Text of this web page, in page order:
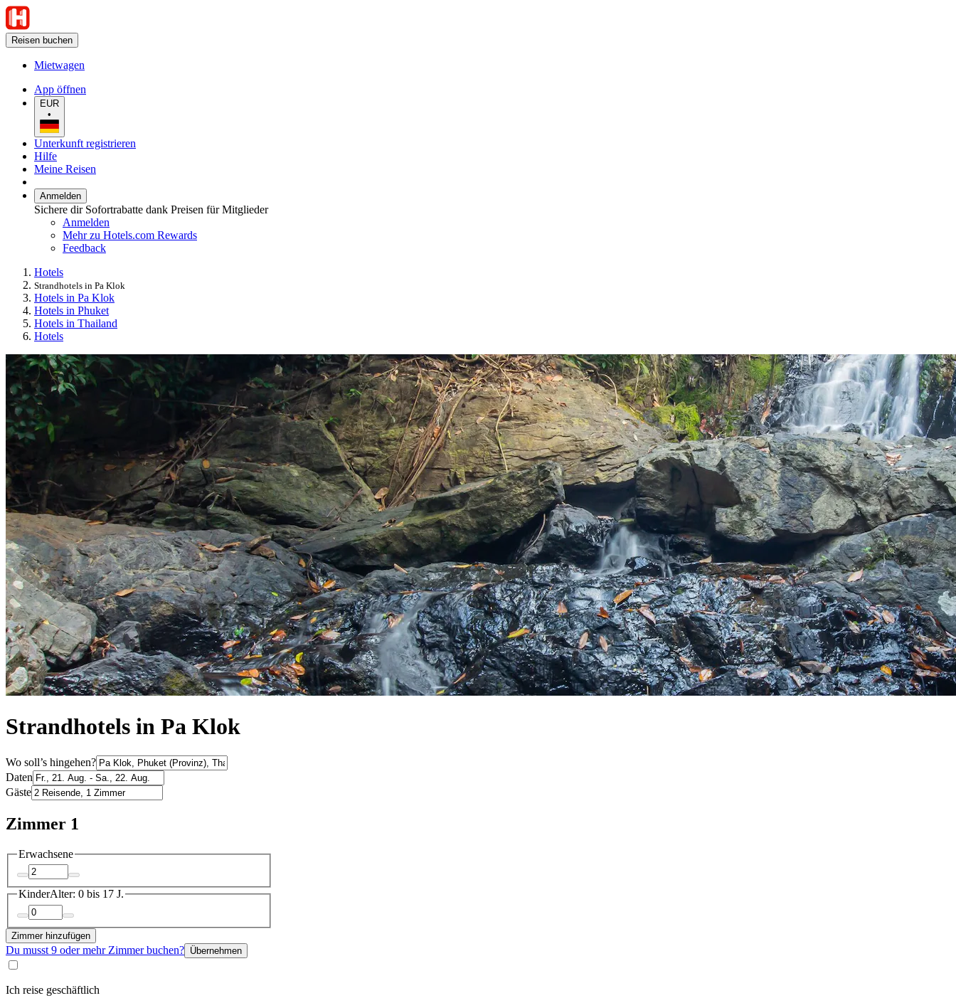
Reisen buchen
Mietwagen
App öffnen
EUR
•
Unterkunft registrieren
Hilfe
Meine Reisen
Anmelden
Sichere dir Sofortrabatte dank Preisen für Mitglieder
Anmelden
Mehr zu Hotels.com Rewards
Feedback
Hotels
Strandhotels in Pa Klok
Hotels in Pa Klok
Hotels in Phuket
Hotels in Thailand
Hotels
Strandhotels in Pa Klok
Wo soll’s hingehen?
Daten
Gäste
Zimmer 1
Erwachsene
KinderAlter: 0 bis 17 J.
Zimmer hinzufügen
Du musst 9 oder mehr Zimmer buchen? Übernehmen
Ich reise geschäftlich